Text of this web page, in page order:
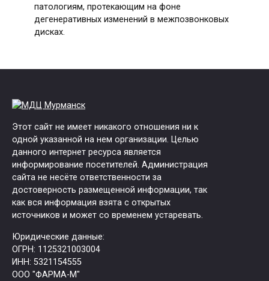
патологиям, протекающим на фоне
дегенеративных изменений в межпозвонковых
дисках.
Этот сайт не имеет никакого отношения ни к
одной указанной на нем организации. Целью
данного интернет ресурса является
информирование посетителей. Администрация
сайта не несёте ответственности за
достоверность размещенной информации, так
как вся информация взята с открытых
источников и может со временем устаревать.
Юридические данные:
ОГРН: 1125321003004
ИНН: 5321154555
ООО "ФАРМА-М"